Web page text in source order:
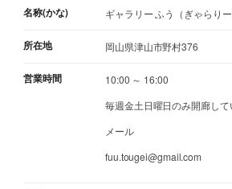
名称(かな) ギャラリー ふう（ぎゃらりー
所在地 岡山県津山市野村376
営業時間
10:00 ～ 16:00
毎週金土日曜日のみ開廊して
メール
fuu.tougei@gmail.com